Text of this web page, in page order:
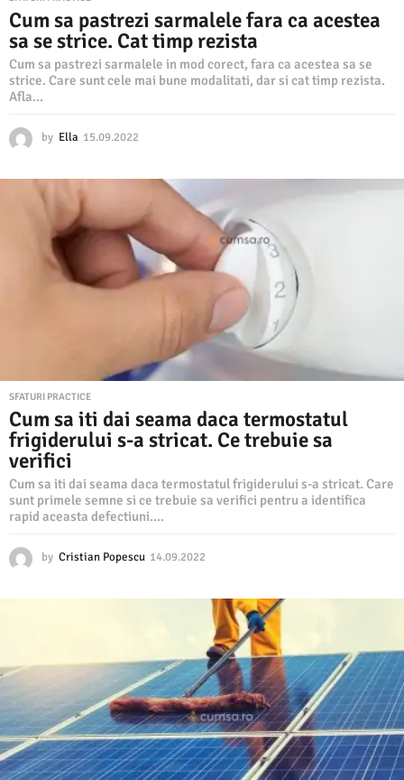
Cum sa pastrezi sarmalele fara ca acestea
sa se strice. Cat timp rezista
Cum sa pastrezi sarmalele in mod corect, fara ca acestea sa se
strice. Care sunt cele mai bune modalitati, dar si cat timp rezista.
Afla...
by Ella 15.09.2022
.
2
0
2
SFATURI PRACTICE
Cum sa iti dai seama daca termostatul
frigiderului s-a stricat. Ce trebuie sa
verifici
Cum sa iti dai seama daca termostatul frigiderului s-a stricat. Care
sunt primele semne si ce trebuie sa verifici pentru a identifica
rapid aceasta defectiuni....
by Cristian Popescu 14.09.2022
2
0
2
2